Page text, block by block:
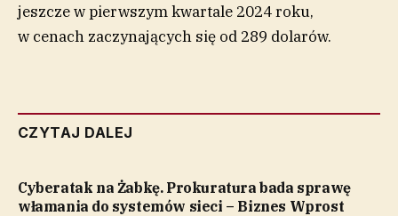
jeszcze w pierwszym kwartale 2024 roku,
w cenach zaczynających się od 289 dolarów.
CZYTAJ DALEJ
Cyberatak na Żabkę. Prokuratura bada sprawę
włamania do systemów sieci – Biznes Wprost